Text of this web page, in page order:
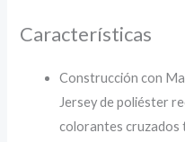
Características
Construcción con
Jersey de poliéster
colorantes cruzados